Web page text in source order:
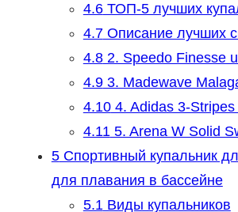
4.6ТОП-5 лучших
4.7Описание лучших
4.82. Speedo Finesse
4.93. Madewave
4.104. Adidas 3-Stripes
4.115. Arena W Solid
5Спортивный купальник
для плавания в бассейне
5.1Виды купальников